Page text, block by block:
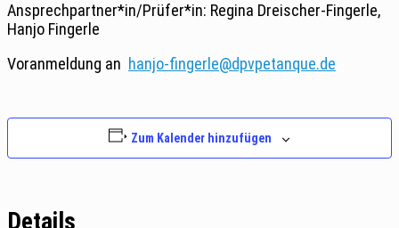
Ansprechpartner*in/Prüfer*in: Regina Dreischer-Fingerle,
Hanjo Fingerle
Voranmeldung an hanjo-fingerle@dpvpetanque.de
Zum Kalender hinzufügen
Details